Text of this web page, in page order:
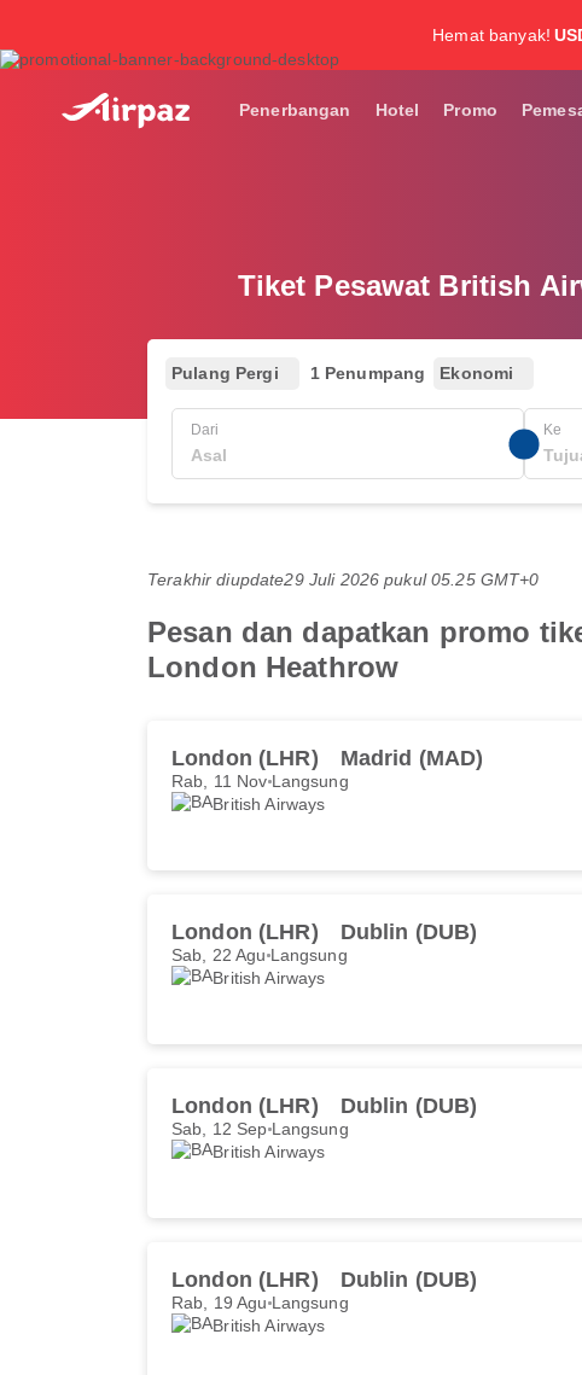
Hemat banyak!
Penerbangan Hotel Promo
Tiket Pesawat British
Pulang Pergi 1 Penumpang Ekonomi
Dari Ke
Terakhir diupdate29 Juli 2026 pukul 05.25 GMT+0
Pesan dan dapatkan promo
London Heathrow
London (LHR) Madrid (MAD)
Rab, 11 Nov Langsung
British Airways
London (LHR) Dublin (DUB)
Sab, 22 Agu Langsung
British Airways
London (LHR) Dublin (DUB)
Sab, 12 Sep Langsung
British Airways
London (LHR) Dublin (DUB)
Rab, 19 Agu Langsung
British Airways